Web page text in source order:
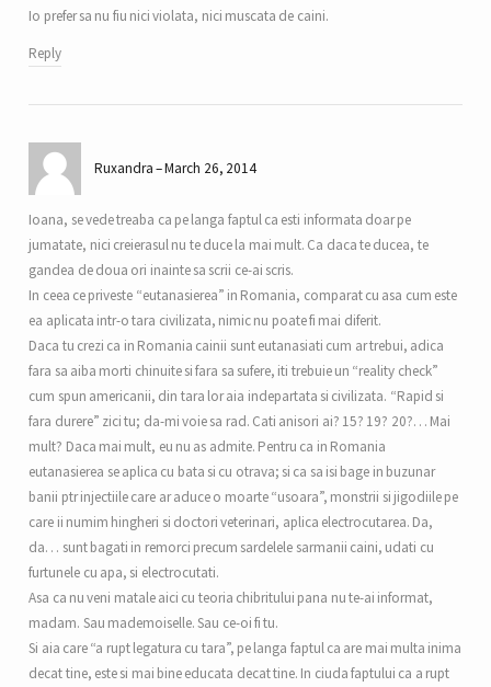
Io prefer sa nu fiu nici violata, nici muscata de caini.
Reply
Ruxandra March 26, 2014
Ioana, se vede treaba ca pe langa faptul ca esti informata doar pe
jumatate, nici creierasul nu te duce la mai mult. Ca daca te ducea, te
gandea de doua ori inainte sa scrii ce-ai scris.
In ceea ce priveste “eutanasierea” in Romania, comparat cu asa cum este
ea aplicata intr-o tara civilizata, nimic nu poate fi mai diferit.
Daca tu crezi ca in Romania cainii sunt eutanasiati cum ar trebui, adica
fara sa aiba morti chinuite si fara sa sufere, iti trebuie un “reality check”
cum spun americanii, din tara lor aia indepartata si civilizata. “Rapid si
fara durere” zici tu; da-mi voie sa rad. Cati anisori ai? 15? 19? 20?… Mai
mult? Daca mai mult, eu nu as admite. Pentru ca in Romania
eutanasierea se aplica cu bata si cu otrava; si ca sa isi bage in buzunar
banii ptr injectiile care ar aduce o moarte “usoara”, monstrii si jigodiile pe
care ii numim hingheri si doctori veterinari, aplica electrocutarea. Da,
da… sunt bagati in remorci precum sardelele sarmanii caini, udati cu
furtunele cu apa, si electrocutati.
Asa ca nu veni matale aici cu teoria chibritului pana nu te-ai informat,
madam. Sau mademoiselle. Sau ce-oi fi tu.
Si aia care “a rupt legatura cu tara”, pe langa faptul ca are mai multa inima
decat tine, este si mai bine educata decat tine. In ciuda faptului ca a rupt